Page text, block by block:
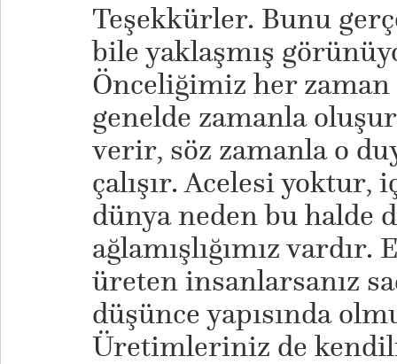
Teşekkürler. Bunu
bile yaklaşmış
Önceliğimiz her
genelde zamanla
verir, söz zamanla o
çalışır. Acelesi yoktur,
dünya neden bu halde
ağlamışlığımız
üreten insanlarsanız
düşünce yapısında
Üretimleriniz de